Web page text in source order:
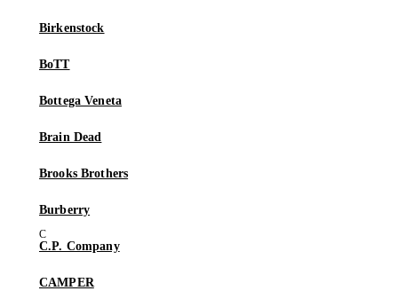
Birkenstock
BoTT
Bottega Veneta
Brain Dead
Brooks Brothers
Burberry
C.P. Company
CAMPER